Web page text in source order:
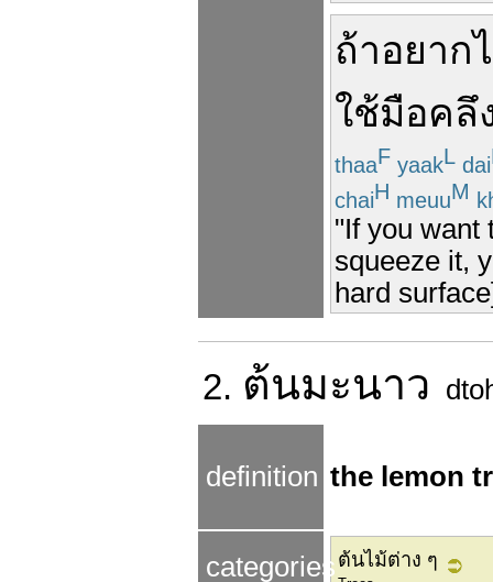
ถ้าอยาก
ใช้มือคลึ
thaaF yaakL dai
chaiH meuuM
"If you want
squeeze it,
hard
2. ต้นมะนาว
definition the lemon
categories ต้นไม้ต่าง ๆ